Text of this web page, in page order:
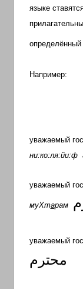
языке
определённый
Например:
уважаемый
ни:ко:ля:йи:ф
уважаемый
муХтарам
уважаемый
محترم